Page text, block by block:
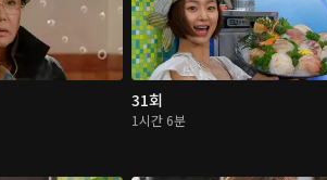
31회
1시간 6분